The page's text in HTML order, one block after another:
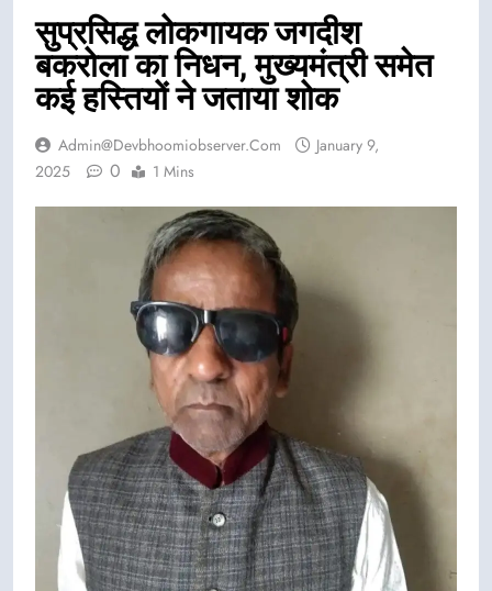
सुप्रसिद्ध लोकगायक जगदीश
बकरोला का निधन, मुख्यमंत्री समेत
कई हस्तियों ने जताया शोक
Admin@devbhoomiobserver.com
January 9,
2025
0 1 Mins